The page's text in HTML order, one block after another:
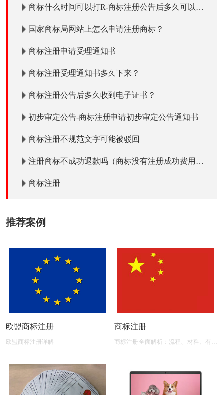
商标什么时间可以打R-商标注册公告后多久可以打
国家商标局网站上怎么申请注册商标？
商标注册申请受理通知书
商标注册受理通知书多久下来？
商标注册公告后多久收到电子证书？
初步审定公告-商标注册申请初步审定公告通知书
商标注册不规范文字可能被驳回
注册商标不成功退款吗（商标没有注册成功费用退
商标注册
推荐案例
欧盟商标注册
欧盟商标注册详解
商标注册
商标注册全面解析：流程、材料、有效